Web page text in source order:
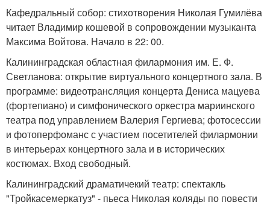
Кафедральный собор: стихотворения Николая Гумилёва
читает Владимир кошевой в сопровождении музыканта
Максима Войтова. Начало в 22: 00.
Калининградская областная филармония им. Е. Ф.
Светланова: открытие виртуального концертного зала. В
программе: видеотрансляция концерта Дениса мацуева
(фортепиано) и симфонического оркестра мариинского
театра под управлением Валерия Гергиева; фотосессии
и фотоперфоманс с участием посетителей филармонии
в интерьерах концертного зала и в исторических
костюмах. Вход свободный.
Калининградский драматичекий театр: спектакль
"Тройкасемеркатуз" - пьеса Николая коляды по повести